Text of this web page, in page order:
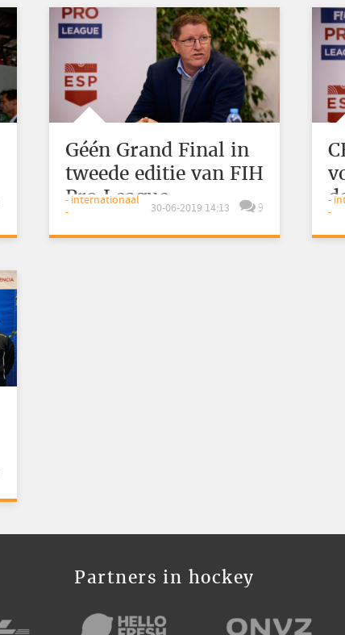
Géén Grand Final in
tweede editie van FIH
Pro League
- internationaal
-
30-06-2019 14:13 9
-
-
Partners in hockey